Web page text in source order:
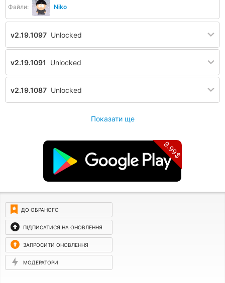
Файли: Niko
v2.19.1097 Unlocked
v2.19.1091 Unlocked
v2.19.1087 Unlocked
Показати ще
9.99$
ДО ОБРАНОГО
ПІДПИСАТИСЯ НА ОНОВЛЕННЯ
ЗАПРОСИТИ ОНОВЛЕННЯ
МОДЕРАТОРИ